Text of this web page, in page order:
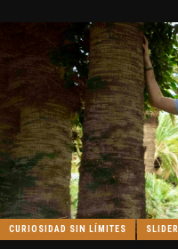
CURIOSIDAD SIN LÍMITES SLIDER